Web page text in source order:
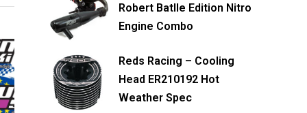
Robert Batlle Edition Nitro
Engine Combo
Reds Racing – Cooling
Head ER210192 Hot
Weather Spec